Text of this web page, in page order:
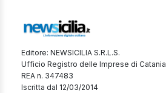
Editore: NEWSICILIA S.R.L.S.
Ufficio Registro delle Imprese di Catania
REA n. 347483
Iscritta dal 12/03/2014